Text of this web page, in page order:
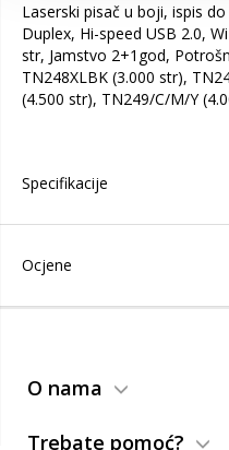
Laserski pisač u boji, ispis
Duplex, Hi-speed USB 2.0,
str, Jamstvo 2+1god,
TN248XLBK (3.000 str),
(4.500 str), TN249/C/M/Y
Specifikacije
Ocjene
O nama
Trebate pomoć?